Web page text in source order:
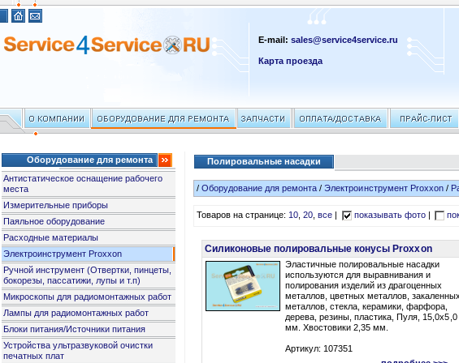
E-mail:sales@service4service.ru
Карта проезда
Оборудование для ремонта
Антистатическое оснащение рабочего
места
Измерительные приборы
Паяльное оборудование
Расходные материалы
Электроинструмент Proxxon
Ручной инструмент (Отвертки, пинцеты,
бокорезы, пассатижи, лупы и т.п)
Микроскопы для радиомонтажных работ
Лампы для радиомонтажных работ
Блоки питания/Источники питания
Устройства ультразвуковой очистки
печатных плат
Полировальные насадки
/Оборудование для ремонта /Электроинструмент Proxxon/
Товаров на странице:10,20,все показывать фото|
Силиконовые полировальные конусы Proxxon
Эластичные полировальные насадки
используются для выравнивания и
полирования изделий из драгоценных
металлов, цветных металлов, закаленных
металлов, стекла, керамики, фарфора,
дерева, резины, пластика, Пуля, 15,0х5,0
мм. Хвостовики 2,35 мм.
Артикул: 107351